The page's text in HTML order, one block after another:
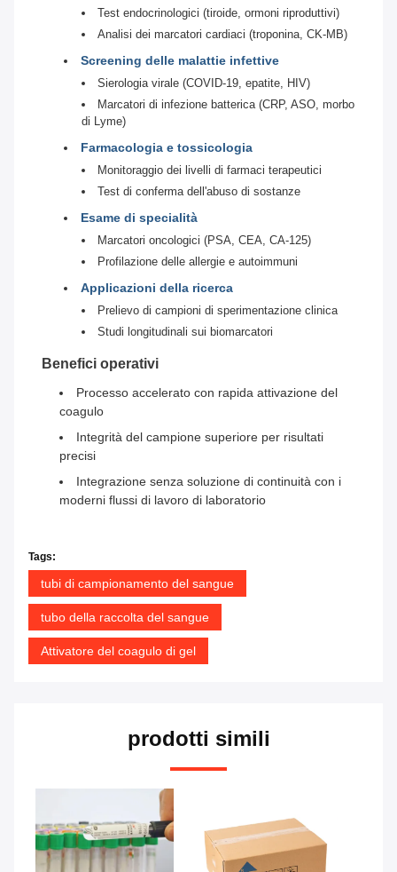
Test endocrinologici (tiroide, ormoni riproduttivi)
Analisi dei marcatori cardiaci (troponina, CK-MB)
Screening delle malattie infettive
Sierologia virale (COVID-19, epatite, HIV)
Marcatori di infezione batterica (CRP, ASO, morbo
di Lyme)
Farmacologia e tossicologia
Monitoraggio dei livelli di farmaci terapeutici
Test di conferma dell'abuso di sostanze
Esame di specialità
Marcatori oncologici (PSA, CEA, CA-125)
Profilazione delle allergie e autoimmuni
Applicazioni della ricerca
Prelievo di campioni di sperimentazione clinica
Studi longitudinali sui biomarcatori
Benefici operativi
Processo accelerato con rapida attivazione del
coagulo
Integrità del campione superiore per risultati
precisi
Integrazione senza soluzione di continuità con i
moderni flussi di lavoro di laboratorio
Tags:
tubi di campionamento del sangue
tubo della raccolta del sangue
Attivatore del coagulo di gel
prodotti simili